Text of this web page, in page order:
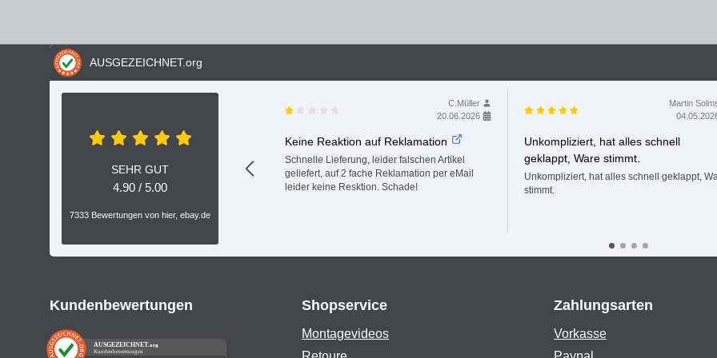
AUSGEZEICHNET.org
SEHR GUT
4.90 / 5.00
7333 Bewertungen von hier, ebay.de
C.Müller
20.06.2026
Keine Reaktion auf Reklamation
Schnelle Lieferung, leider falschen Artikel
geliefert, auf 2 fache Reklamation per eMail
leider keine Resktion. Schade!
Martin
Unkompliziert, hat alles schnell
geklappt, Ware stimmt.
Unkompliziert, hat alles schnell geklappt,
stimmt.
Kundenbewertungen
AUSGEZEICHNET.org
Kundenbewertungen
Shopservice
Montagevideos
Zahlungsarten
Vorkasse